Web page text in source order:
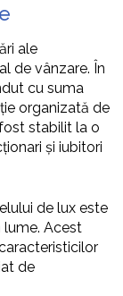
ale
de vânzare. În
cu suma
organizată de
stabilit la o
și iubitori
de lux este
lume. Acest
de